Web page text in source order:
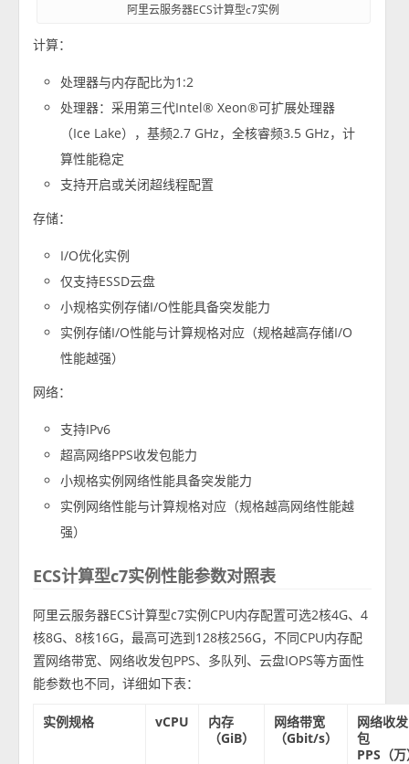
阿里云服务器ECS计算型c7实例
计算：
处理器与内存配比为1:2
处理器：采用第三代Intel® Xeon®可扩展处理器
（Ice Lake），基频2.7 GHz，全核睿频3.5 GHz，计
算性能稳定
支持开启或关闭超线程配置
存储：
I/O优化实例
仅支持ESSD云盘
小规格实例存储I/O性能具备突发能力
实例存储I/O性能与计算规格对应（规格越高存储I/O
性能越强）
网络：
支持IPv6
超高网络PPS收发包能力
小规格实例网络性能具备突发能力
实例网络性能与计算规格对应（规格越高网络性能越
强）
ECS计算型c7实例性能参数对照表
阿里云服务器ECS计算型c7实例CPU内存配置可选2核4G、4
核8G、8核16G，最高可选到128核256G，不同CPU内存配
置网络带宽、网络收发包PPS、多队列、云盘IOPS等方面性
能参数也不同，详细如下表：
实例规格 vCPU
内存
（GiB）
网络带宽
（Gbit/s）
网络收发
包
PPS（